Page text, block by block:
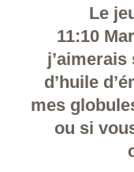
Le
11:10
d’huile
mes
ou si